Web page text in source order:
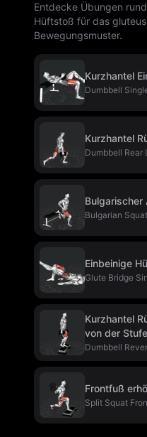
Entdecke Übungen
Hüftstoß für das
Bewegungsmuster.
Kurzhantel
Dumbbell
Kurzhantel
Dumbbell Rear
Bulgarian Squat
Einbeinige
Glute Bridge
Kurzhantel
von der Stufe
Dumbbell
Frontfuß
Split Squat